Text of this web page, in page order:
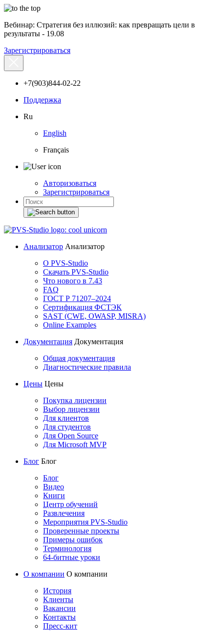
Вебинар: Стратегия без иллюзий: как превращать цели в
результаты - 19.08
Зарегистрироваться
+7(903)844-02-22
Поддержка
Ru
English
Français
Авторизоваться
Зарегистрироваться
Анализатор Анализатор
О PVS-Studio
Скачать PVS-Studio
Что нового в 7.43
FAQ
ГОСТ Р 71207–2024
Сертификация ФСТЭК
SAST (CWE, OWASP, MISRA)
Online Examples
Документация Документация
Общая документация
Диагностические правила
Цены Цены
Покупка лицензии
Выбор лицензии
Для клиентов
Для студентов
Для Open Source
Для Microsoft MVP
Блог Блог
Блог
Видео
Книги
Центр обучений
Развлечения
Мероприятия PVS-Studio
Проверенные проекты
Примеры ошибок
Терминология
64-битные уроки
О компании О компании
История
Клиенты
Вакансии
Контакты
Пресс-кит